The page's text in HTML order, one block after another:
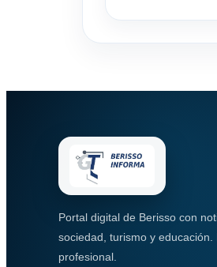
Portal digital de Berisso con
sociedad, turismo y
profesional.